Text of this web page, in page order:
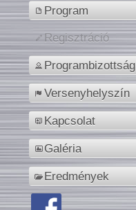
Program
Regisztráció
Programbizottság
Versenyhelyszín
Kapcsolat
Galéria
Eredmények